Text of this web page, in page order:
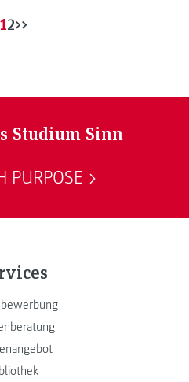
12>>
Studium Sinn
PURPOSE